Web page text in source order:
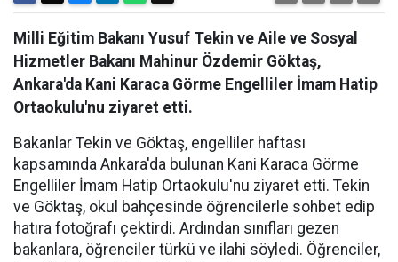
Milli Eğitim Bakanı Yusuf Tekin ve Aile ve Sosyal
Hizmetler Bakanı Mahinur Özdemir Göktaş,
Ankara'da Kani Karaca Görme Engelliler İmam Hatip
Ortaokulu'nu ziyaret etti.
Bakanlar Tekin ve Göktaş, engelliler haftası
kapsamında Ankara'da bulunan Kani Karaca Görme
Engelliler İmam Hatip Ortaokulu'nu ziyaret etti. Tekin
ve Göktaş, okul bahçesinde öğrencilerle sohbet edip
hatıra fotoğrafı çektirdi. Ardından sınıfları gezen
bakanlara, öğrenciler türkü ve ilahi söyledi. Öğrenciler,